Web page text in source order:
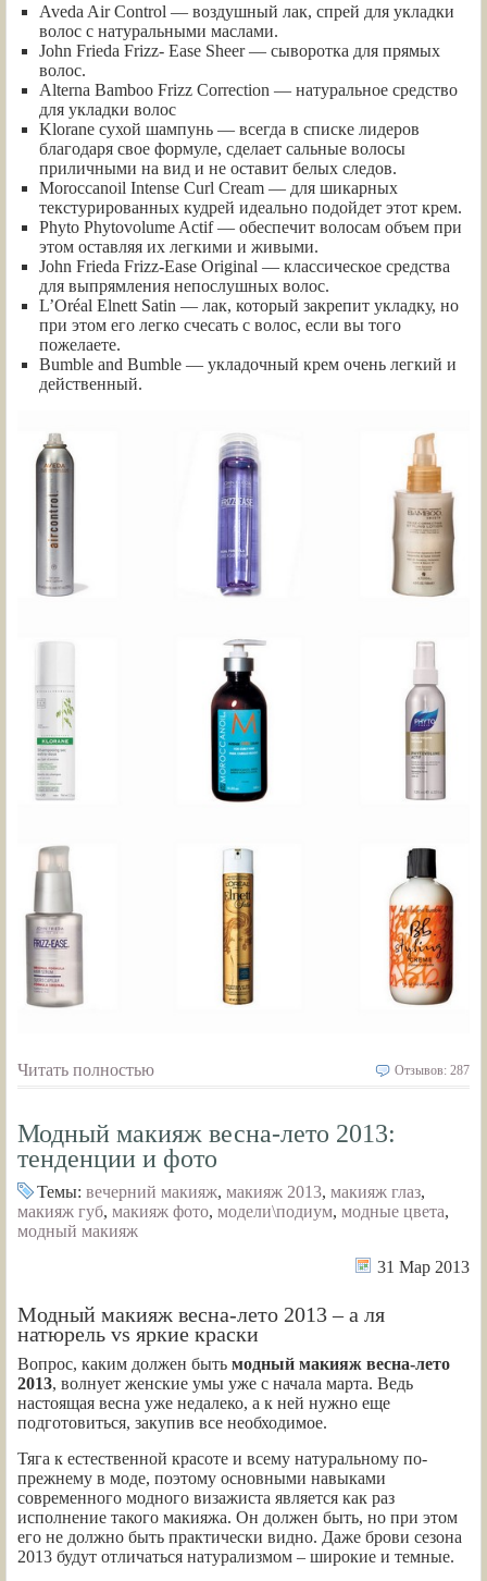
Aveda Air Control — воздушный лак, спрей для укладки
волос с натуральными маслами.
John Frieda Frizz- Ease Sheer — сыворотка для прямых
волос.
Alterna Bamboo Frizz Correction — натуральное средство
для укладки волос
Klorane сухой шампунь — всегда в списке лидеров
благодаря свое формуле, сделает сальные волосы
приличными на вид и не оставит белых следов.
Moroccanoil Intense Curl Cream — для шикарных
текстурированных кудрей идеально подойдет этот крем.
Phyto Phytovolume Actif — обеспечит волосам объем при
этом оставляя их легкими и живыми.
John Frieda Frizz-Ease Original — классическое средства
для выпрямления непослушных волос.
L’Oréal Elnett Satin — лак, который закрепит укладку, но
при этом его легко счесать с волос, если вы того
пожелаете.
Bumble and Bumble — укладочный крем очень легкий и
действенный.
Читать полностью Отзывов: 287
Модный макияж весна-лето 2013:
тенденции и фото
Темы: вечерний макияж, макияж 2013, макияж глаз,
макияж губ, макияж фото, модели\подиум, модные цвета,
модный макияж
31 Мар 2013
Модный макияж весна-лето 2013 – а ля
натюрель vs яркие краски
Вопрос, каким должен быть модный макияж весна-лето
2013, волнует женские умы уже с начала марта. Ведь
настоящая весна уже недалеко, а к ней нужно еще
подготовиться, закупив все необходимое.
Тяга к естественной красоте и всему натуральному по-
прежнему в моде, поэтому основными навыками
современного модного визажиста является как раз
исполнение такого макияжа. Он должен быть, но при этом
его не должно быть практически видно. Даже брови сезона
2013 будут отличаться натурализмом – широкие и темные.